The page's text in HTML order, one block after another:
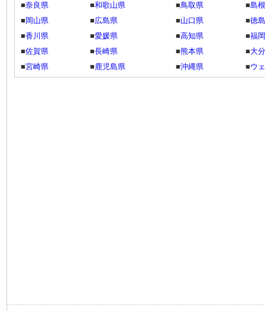
■奈良県 ■和歌山県 ■鳥取県 ■島
■ 岡山県 ■広島県 ■山口県 ■徳
■香川県 ■愛媛県 ■高知県 ■福
■佐賀県 ■長崎県 ■熊本県 ■大
■宮崎県 ■鹿児島県 ■沖縄県 ■ウ